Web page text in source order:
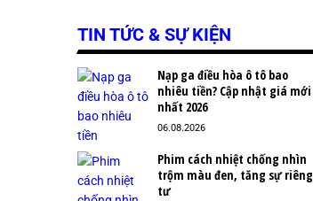
TIN TỨC & SỰ KIỆN
Nạp ga điều hòa ô tô bao
nhiêu tiền? Cập nhật giá mới
nhất 2026
06.08.2026
Phim cách nhiệt chống nhìn
trộm màu đen, tăng sự riêng
tư